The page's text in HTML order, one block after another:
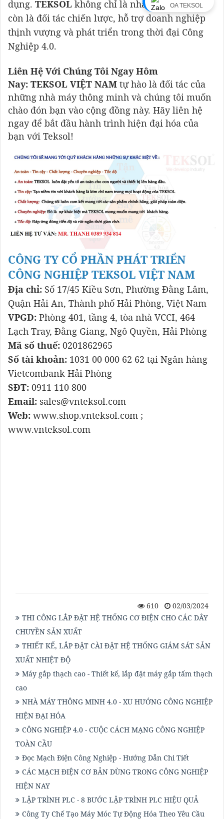
OA TEKSOL
dụng. TEKSOL không chỉ là nhà cung cấp mà
còn là đối tác chiến lược, hỗ trợ doanh nghiệp
thịnh vượng và phát triển trong thời đại Công
Nghiệp 4.0.
Liên Hệ Với Chúng Tôi Ngay Hôm
Nay: TEKSOL VIỆT NAM tự hào là đối tác của
những nhà máy thông minh và chúng tôi muốn
chào đón bạn vào cộng đồng này. Hãy liên hệ
ngay để bắt đầu hành trình hiện đại hóa của
bạn với Teksol!
CÔNG TY CỔ PHẦN PHÁT TRIỂN
CÔNG NGHIỆP TEKSOL VIỆT NAM
Địa chỉ: Số 17/45 Kiều Sơn, Phường Đằng Lâm,
Quận Hải An, Thành phố Hải Phòng, Việt Nam
VPGD: Phòng 401, tầng 4, tòa nhà VCCI, 464
Lạch Tray, Đằng Giang, Ngô Quyền, Hải Phòng
Mã số thuế: 0201862965
Số tài khoản: 1031 00 000 62 62 tại Ngân hàng
Vietcombank Hải Phòng
SĐT: 0911 110 800
Email: sales@vnteksol.com
Web: www.shop.vnteksol.com ;
www.vnteksol.com
610
02/03/2024
THI CÔNG LẮP ĐẶT HỆ THỐNG CƠ ĐIỆN CHO CÁC DÂY
CHUYỀN SẢN XUẤT
THIẾT KẾ, LẮP ĐẶT CÀI ĐẶT HỆ THỐNG GIÁM SÁT SẢN
XUẤT NHIỆT ĐỘ
Máy gắp thạch cao - Thiết kế, lắp đặt máy gắp tấm thạch
cao
NHÀ MÁY THÔNG MINH 4.0 - XU HƯỚNG CÔNG NGHIỆP
HIỆN ĐẠI HÓA
CÔNG NGHIỆP 4.0 - CUỘC CÁCH MẠNG CÔNG NGHIỆP
TOÀN CẦU
Đọc Mạch Điện Công Nghiệp - Hướng Dẫn Chi Tiết
CÁC MẠCH ĐIỆN CƠ BẢN DÙNG TRONG CÔNG NGHIỆP
HIỆN NAY
LẬP TRÌNH PLC - 8 BƯỚC LẬP TRÌNH PLC HIỆU QUẢ
Công Ty Chế Tạo Máy Móc Tự Động Hóa Theo Yêu Cầu